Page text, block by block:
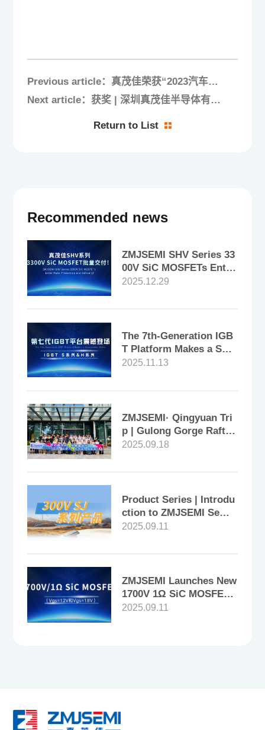
Previous article：真茂佳荣获“2023汽车芯
片50强”
Next article：获奖 | 深圳真茂佳半导体有限
Return to List
Recommended news
ZMJSEMI SHV Series 33
00V SiC MOSFETs Enter
Mass Production and De
2025.12.29
The 7th-Generation IGB
T Platform Makes a Spe
ctacular Debut
2025.11.13
ZMJSEMI· Qingyuan Tri
p | Gulong Gorge Raftin
g & Glass Bridge + Cam
-Day & 2-Night Journey!
2025.09.18
Product Series | Introdu
ction to ZMJSEMI Semic
onductor's 300V SJ Seri
2025.09.11
ZMJSEMI Launches New
1700V 1Ω SiC MOSFET,
with Multi - Drive Voltag
2025.09.11